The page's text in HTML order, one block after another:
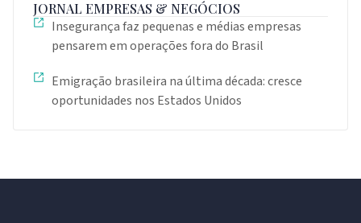
JORNAL EMPRESAS & NEGÓCIOS
Insegurança faz pequenas e médias empresas
pensarem em operações fora do Brasil
Emigração brasileira na última década: cresce
oportunidades nos Estados Unidos